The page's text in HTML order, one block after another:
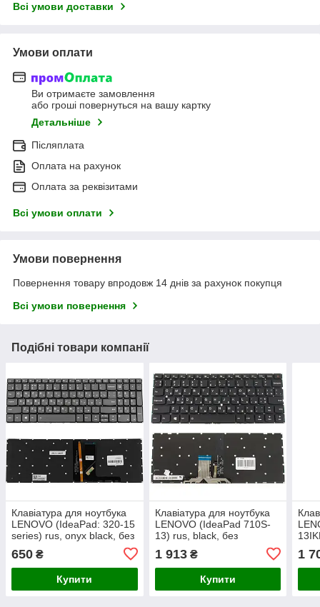
Всі умови доставки
Умови оплати
Ви отримаєте замовлення
або гроші повернуться на вашу картку
Детальніше
Післяплата
Оплата на рахунок
Оплата за реквізитами
Всі умови оплати
Умови повернення
Повернення товару впродовж 14 днів за рахунок покупця
Всі умови повернення
Подібні товари компанії
Клавіатура для ноутбука
LENOVO (IdeaPad: 320-15
series) rus, onyx black, без
клавіш
650 ₴
Купити
Клавіатура для ноутбука
LENOVO (IdeaPad 710S-
13) rus, black, без
клавіш
1 913₴
Купити
1